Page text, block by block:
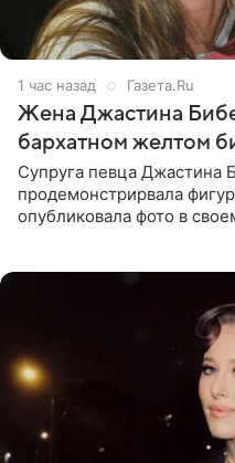
1 час назад Газета.Ru
Жена Джастина
бархатном желтом
Супруга певца Джастина
продемонстрирвала
опубликовала фото в